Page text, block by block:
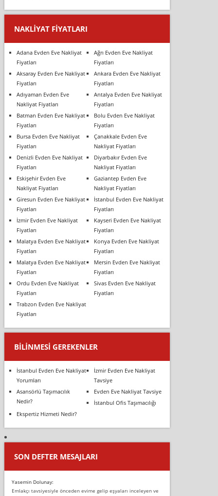
NAKLIYAT FIYATLARI
Adana Evden Eve Nakliyat
Fiyatları
Ağrı Evden Eve Nakliyat
Fiyatları
Aksaray Evden Eve Nakliyat
Fiyatları
Ankara Evden Eve Nakliyat
Fiyatları
Adıyaman Evden Eve
Nakliyat Fiyatları
Antalya Evden Eve Nakliyat
Fiyatları
Batman Evden Eve Nakliyat
Fiyatları
Bolu Evden Eve Nakliyat
Fiyatları
Bursa Evden Eve Nakliyat
Fiyatları
Çanakkale Evden Eve
Nakliyat Fiyatları
Denizli Evden Eve Nakliyat
Fiyatları
Diyarbakır Evden Eve
Nakliyat Fiyatları
Eskişehir Evden Eve
Nakliyat Fiyatları
Gaziantep Evden Eve
Nakliyat Fiyatları
Giresun Evden Eve Nakliyat
Fiyatları
İstanbul Evden Eve Nakliyat
Fiyatları
İzmir Evden Eve Nakliyat
Fiyatları
Kayseri Evden Eve Nakliyat
Fiyatları
Malatya Evden Eve Nakliyat
Fiyatları
Konya Evden Eve Nakliyat
Fiyatları
Malatya Evden Eve Nakliyat
Fiyatları
Mersin Evden Eve Nakliyat
Fiyatları
Ordu Evden Eve Nakliyat
Fiyatları
Sivas Evden Eve Nakliyat
Fiyatları
Trabzon Evden Eve Nakliyat
Fiyatları
BILINMESI GEREKENLER
İstanbul Evden Eve Nakliyat
Yorumları
İzmir Evden Eve Nakliyat
Tavsiye
Asansörlü Taşımacılık
Nedir?
Evden Eve Nakliyat Tavsiye
İstanbul Ofis Taşımacılığı
Ekspertiz Hizmeti Nedir?
SON DEFTER MESAJLARI
Yasemin Dolunay:
Emlakçı tavsiyesiyle önceden evime gelip eşyaları inceleyen ve